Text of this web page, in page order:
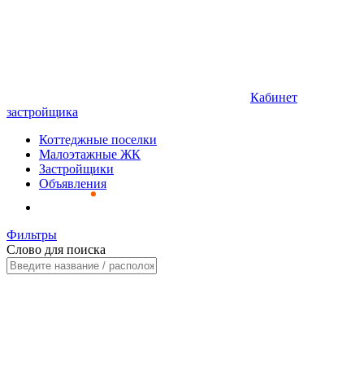
Кабинет
застройщика
Коттеджные поселки
Малоэтажные ЖК
Застройщики
Объявления
Фильтры
Слово для поиска